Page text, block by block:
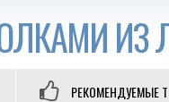
ИЗ
РЕКОМЕНДУЕМЫЕ